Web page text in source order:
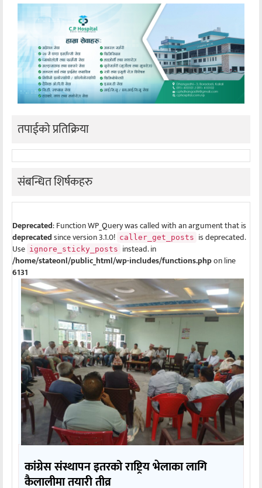
तपाईको प्रतिक्रिया
संबन्धित शिर्षकहरु
Deprecated: Function WP_Query was called with an argument that is
deprecatedsince version 3.1.0! caller_get_posts is deprecated.
Use ignore_sticky_posts instead. in
/home/stateonl/public_html/wp-includes/functions.phpon line
6131
कांग्रेस संस्थापन इतरको राष्ट्रिय भेलाका लागि
कैलालीमा तयारी तीव्र